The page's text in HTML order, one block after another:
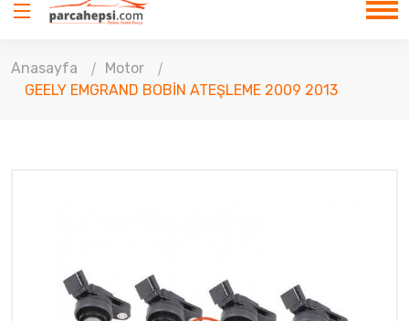
Anasayfa
Motor
GEELY EMGRAND BOBİN ATEŞLEME 2009 2013